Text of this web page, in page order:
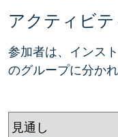
アクティビ
参加者は、インス
のグループに分か